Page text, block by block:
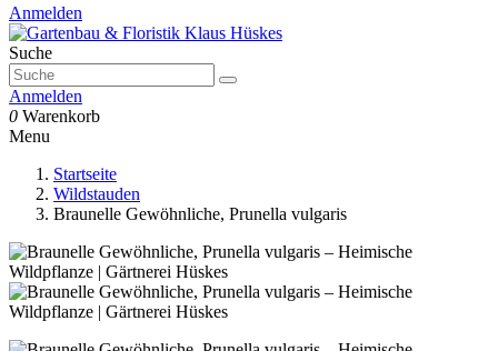
Anmelden
Suche
Anmelden
0 Warenkorb
Menu
Startseite
Wildstauden
Braunelle Gewöhnliche, Prunella vulgaris